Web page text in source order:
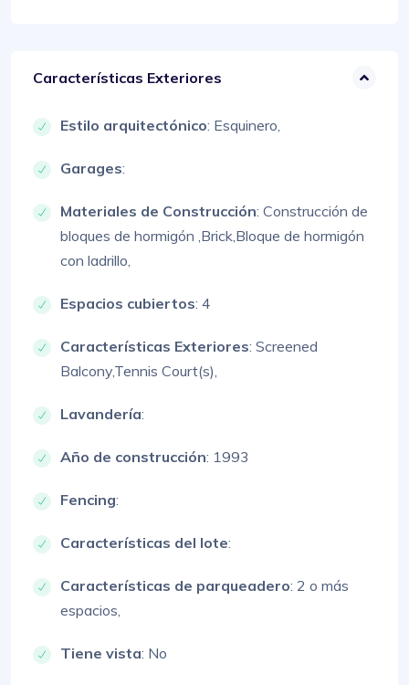
Características Exteriores
Estilo arquitectónico: Esquinero,
Garages:
Materiales de Construcción: Construcción de
bloques de hormigón ,Brick,Bloque de hormigón
con ladrillo,
Espacios cubiertos: 4
Características Exteriores: Screened
Balcony,Tennis Court(s),
Lavandería:
Año de construcción: 1993
Fencing:
Características del lote:
Características de parqueadero: 2 o más
espacios,
Tiene vista: No